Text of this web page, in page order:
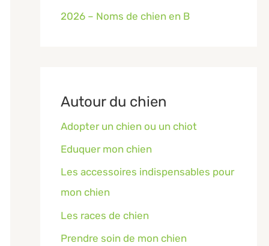
2026 – Noms de chien en B
Autour du chien
Adopter un chien ou un chiot
Eduquer mon chien
Les accessoires indispensables pour
mon chien
Les races de chien
Prendre soin de mon chien